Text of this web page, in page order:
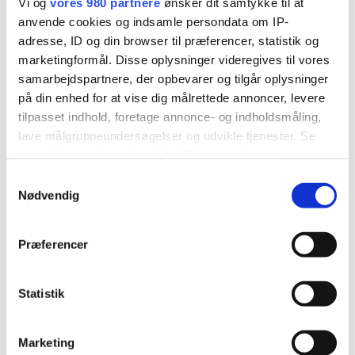
anvende cookies og indsamle persondata om IP-
adresse, ID og din browser til præferencer, statistik og
marketingformål. Disse oplysninger videregives til vores
samarbejdspartnere, der opbevarer og tilgår oplysninger
på din enhed for at vise dig målrettede annoncer, levere
tilpasset indhold, foretage annonce- og indholdsmåling,
lave målgruppeundersøgelser og udvikle tjenester. Se
tilbage eller ændre indstillinger fra vores
"Cookiedeklaration", eller ved at trykke på "Privacy
at analysere vores trafik. Vi deler også oplysninger om
Nødvendig
Præferencer
Statistik
Marketing
Åbningstider
Børnehave
06:15 - 17:00
Fredag 06:15 - 16:15